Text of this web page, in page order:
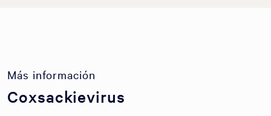
Más información
Coxsackievirus